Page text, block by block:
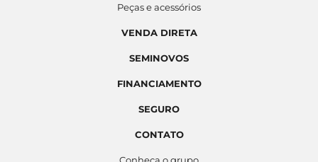
Peças e acessórios
VENDA DIRETA
SEMINOVOS
FINANCIAMENTO
SEGURO
CONTATO